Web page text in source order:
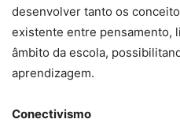
desenvolver tanto os
existente entre pensamento,
âmbito da escola,
aprendizagem.
Conectivismo